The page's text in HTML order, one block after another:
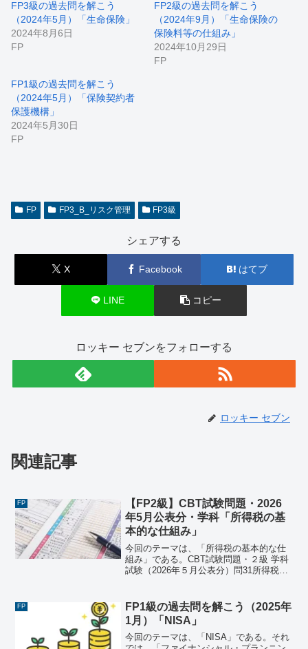
FP3級の過去問を解こう
（2024年5月）「生命保険」
2024年8月6日
FP
FP2級の過去問を解こう
（2024年9月）「生命保険の
保険料等の仕組み」
2024年10月29日
FP
FP1級の過去問を解こう
（2024年5月）「保険契約者
保護機構」
2024年5月30日
FP
FP FP3_B_リスク管理 FP3級
シェアする
X Facebook はてブ
LINE コピー
ロッキー セブンをフォローする
ロッキー セブン
関連記事
FP
【FP2級】CBT試験問題・2026
年5月公表分・学科「所得税の基
本的な仕組み」
今回のテーマは、「所得税の基本的な仕
組み」である。CBT試験問題・２級 学科
試験（2026年５月公表分）問31所得税の
の納税義務者は、日本国籍を有する個人
および日本国...
FP
FP1級の過去問を解こう（2025年
1月）「NISA」
今回のテーマは、「NISA」である。それ